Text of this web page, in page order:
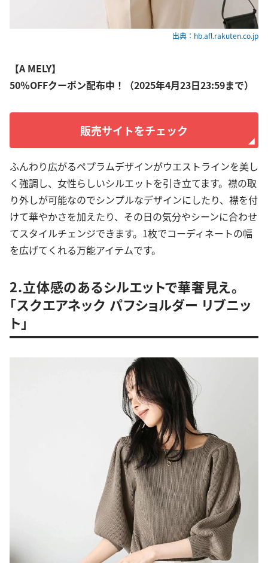
出典：hb.afl.rakuten.co.jp
【A MELY】
50％OFFクーポン配布中！（2025年4月23日23:59まで）
販売サイトをチェック
ふんわり広がるペプラムデザインがウエストラインを美し
く強調し、女性らしいシルエットを引き立てます。襟の取
り外しが可能なのでシンプルなデザインにしたり、襟を付
けて華やかさを加えたり、その日の気分やシーンに合わせ
てスタイルチェンジできます。1枚でコーディネートの幅
を広げてくれる万能アイテムです。
2.立体感のあるシルエットで華奢見え。
「スクエアネック パフショルダー リブニッ
ト」